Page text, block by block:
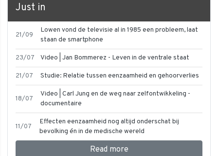
Just in
21/09
Lowen vond de televisie al in 1985 een probleem, laat
staan de smartphone
23/07 Video | Jan Bommerez - Leven in de ventrale staat
21/07 Studie: Relatie tussen eenzaamheid en gehoorverlies
18/07
Video | Carl Jung en de weg naar zelfontwikkeling -
documentaire
11/07
Effecten eenzaamheid nog altijd onderschat bij
bevolking én in de medische wereld
Read more